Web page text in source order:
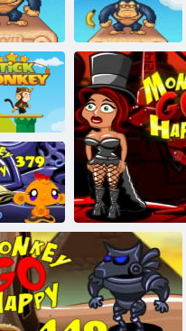
Mania Bananamania
Monkey
Go
Stage
379